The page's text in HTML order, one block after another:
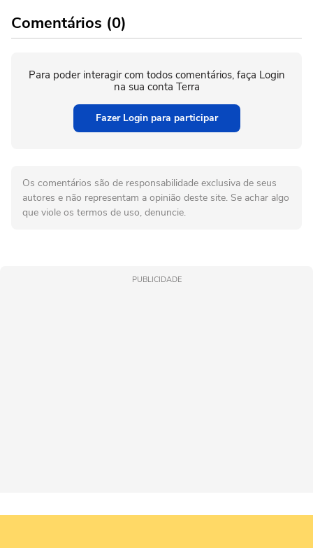
Comentários (0)
Para poder interagir com todos comentários, faça Login
na sua conta Terra
Fazer Login para participar
Os comentários são de responsabilidade exclusiva de seus
autores e não representam a opinião deste site. Se achar algo
que viole os termos de uso, denuncie.
PUBLICIDADE